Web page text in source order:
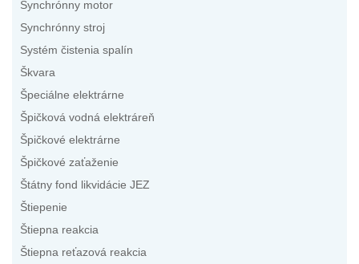
Synchrónny motor
Synchrónny stroj
Systém čistenia spalín
Škvara
Špeciálne elektrárne
Špičková vodná elektráreň
Špičkové elektrárne
Špičkové zaťaženie
Štátny fond likvidácie JEZ
Štiepenie
Štiepna reakcia
Štiepna reťazová reakcia